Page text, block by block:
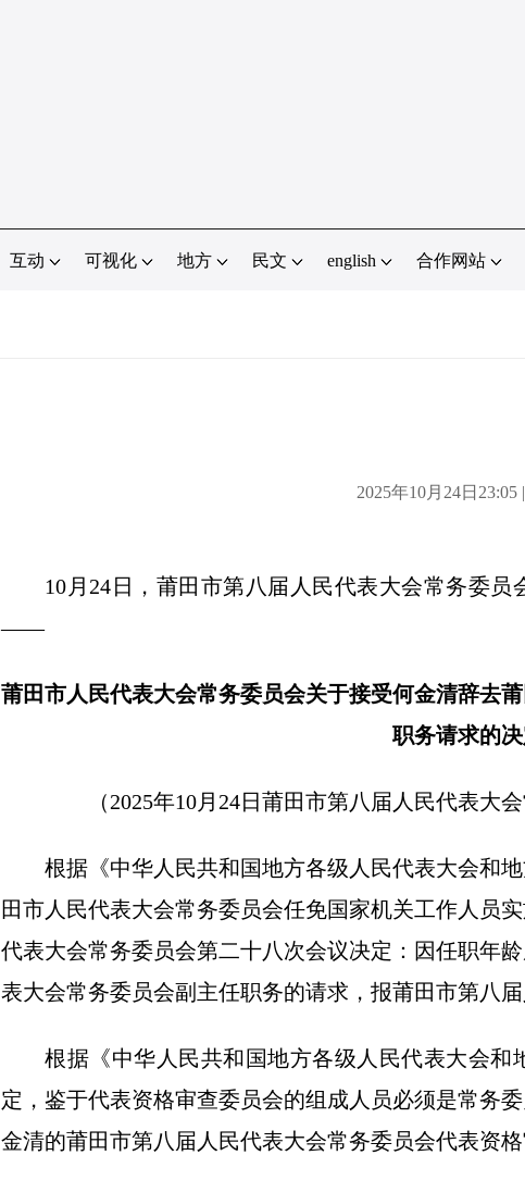
互动 可视化 地方 民文 english 合作网站
2025年10月24日23:05
10月24日，莆田市第八届人民代表大会常务委
——
莆田市人民代表大会常务委员会关于接受何金清辞去
职务请求的
（2025年10月24日莆田市第八届人民代表大
根据《中华人民共和国地方各级人民代表大会和
田市人民代表大会常务委员会任免国家机关工作人员
代表大会常务委员会第二十八次会议决定：因任职年
表大会常务委员会副主任职务的请求，报莆田市第八
根据《中华人民共和国地方各级人民代表大会
定，鉴于代表资格审查委员会的组成人员必须是常务
金清的莆田市第八届人民代表大会常务委员会代表资